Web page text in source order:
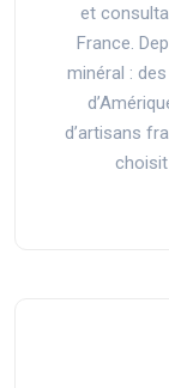
et
France.
minéral :
d’artisans